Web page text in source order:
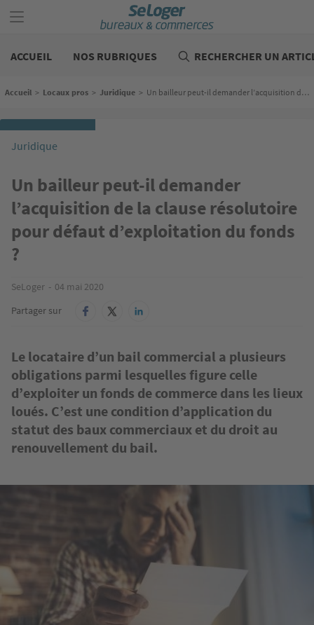
au
commerces
ACCUEIL NOS RUBRIQUES RECHERCHER UN
Fil d'Ariane
Accueil > Locaux pros > Juridique > Un bailleur peut-il demander l’acquisition de la clause résolutoire pour défaut d’exploitation du fonds ?
Juridique
Un bailleur peut-il demander
l’acquisition de la clause résolutoire
pour défaut d’exploitation du fonds
?
SeLoger
04 mai 2020
Partager sur
Le locataire d’un bail commercial a plusieurs
obligations parmi lesquelles figure celle
d’exploiter un fonds de commerce dans les lieux
loués. C’est une condition d’application du
statut des baux commerciaux et du droit au
renouvellement du bail.